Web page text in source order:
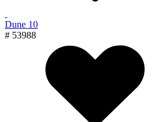
Dune 10
# 53988